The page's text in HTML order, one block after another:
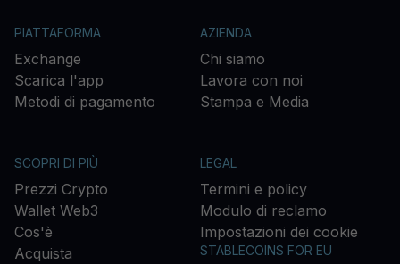
PIATTAFORMA
Exchange
Scarica l'app
Metodi di pagamento
AZIENDA
Chi siamo
Lavora con noi
Stampa e Media
SCOPRI DI PIÙ
Prezzi Crypto
Wallet Web3
Cos'è
Acquista
LEGAL
Termini e policy
Modulo di reclamo
Impostazioni dei cookie
STABLECOINS FOR EU